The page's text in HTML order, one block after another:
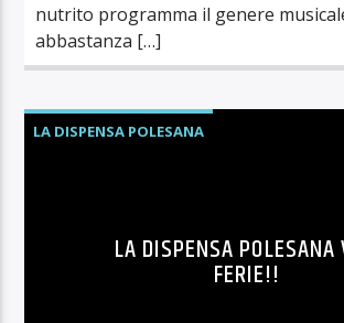
nutrito programma il genere
abbastanza […]
LA DISPENSA POLESANA
LA DISPENSA POLESANA
FERIE!!